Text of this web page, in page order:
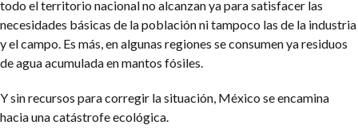
todo el territorio nacional no alcanzan ya para satisfacer las
necesidades básicas de la población ni tampoco las de la industria
y el campo. Es más, en algunas regiones se consumen ya residuos
de agua acumulada en mantos fósiles.
Y sin recursos para corregir la situación, México se encamina
hacia una catástrofe ecológica.